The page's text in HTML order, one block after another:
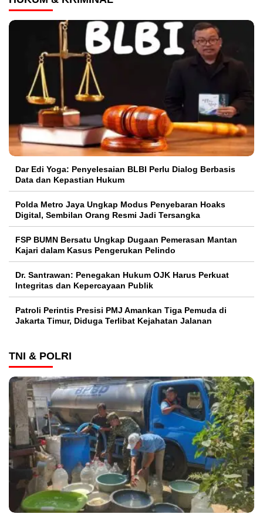
Dar Edi Yoga: Penyelesaian BLBI Perlu Dialog Berbasis
Data dan Kepastian Hukum
Polda Metro Jaya Ungkap Modus Penyebaran Hoaks
Digital, Sembilan Orang Resmi Jadi Tersangka
FSP BUMN Bersatu Ungkap Dugaan Pemerasan Mantan
Kajari dalam Kasus Pengerukan Pelindo
Dr. Santrawan: Penegakan Hukum OJK Harus Perkuat
Integritas dan Kepercayaan Publik
Patroli Perintis Presisi PMJ Amankan Tiga Pemuda di
Jakarta Timur, Diduga Terlibat Kejahatan Jalanan
TNI & POLRI